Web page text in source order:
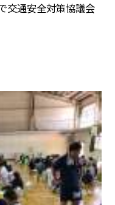
で交通安全対策協議会